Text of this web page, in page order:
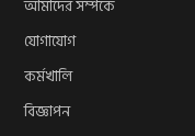
আমাদের সম্পর্কে
যোগাযোগ
কর্মখালি
বিজ্ঞাপন